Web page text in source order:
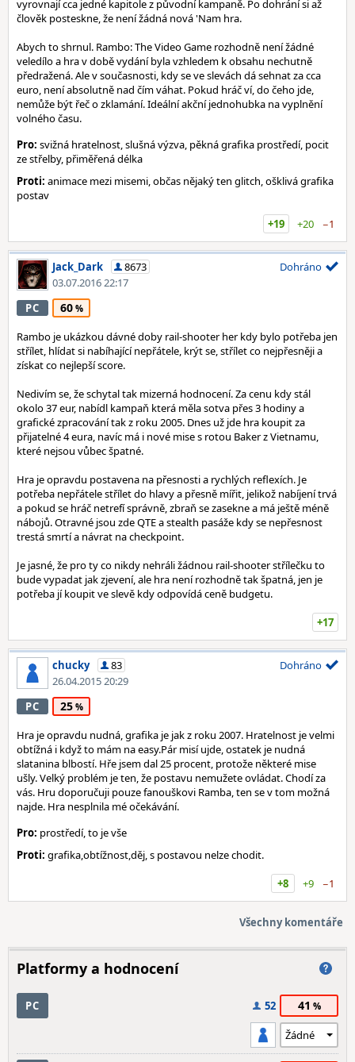
vyrovnají cca jedné kapitole z původní kampaně. Po dohrání si až
člověk posteskne, že není žádná nová 'Nam hra.
Abych to shrnul. Rambo: The Video Game rozhodně není žádné
veledílo a hra v době vydání byla vzhledem k obsahu nechutně
předražená. Ale v současnosti, kdy se ve slevách dá sehnat za cca
euro, není absolutně nad čím váhat. Pokud hráč ví, do čeho jde,
nemůže být řeč o zklamání. Ideální akční jednohubka na vyplnění
volného času.
Pro: svižná hratelnost, slušná výzva, pěkná grafika prostředí, pocit
ze střelby, přiměřená délka
Proti: animace mezi misemi, občas nějaký ten glitch, ošklivá grafika
postav
+19
+20 −1
Jack_Dark
8673
03.07.2016 22:17
Dohráno
PC 60
Rambo je ukázkou dávné doby rail-shooter her kdy bylo potřeba jen
střílet, hlídat si nabíhající nepřátele, krýt se, střílet co nejpřesněji a
získat co nejlepší score.
Nedivím se, že schytal tak mizerná hodnocení. Za cenu kdy stál
okolo 37 eur, nabídl kampaň která měla sotva přes 3 hodiny a
grafické zpracování tak z roku 2005. Dnes už jde hra koupit za
přijatelné 4 eura, navíc má i nové mise s rotou Baker z Vietnamu,
které nejsou vůbec špatné.
Hra je opravdu postavena na přesnosti a rychlých reflexích. Je
potřeba nepřátele střílet do hlavy a přesně mířit, jelikož nabíjení trvá
a pokud se hráč netrefí správně, zbraň se zasekne a má ještě méně
nábojů. Otravné jsou zde QTE a stealth pasáže kdy se nepřesnost
trestá smrtí a návrat na checkpoint.
Je jasné, že pro ty co nikdy nehráli žádnou rail-shooter střílečku to
bude vypadat jak zjevení, ale hra není rozhodně tak špatná, jen je
potřeba jí koupit ve slevě kdy odpovídá ceně budgetu.
+17
chucky
83
26.04.2015 20:29
Dohráno
PC 25
Hra je opravdu nudná, grafika je jak z roku 2007. Hratelnost je velmi
obtížná i když to mám na easy.Pár misí ujde, ostatek je nudná
slatanina blbostí. Hře jsem dal 25 procent, protože některé mise
ušly. Velký problém je ten, že postavu nemužete ovládat. Chodí za
vás. Hru doporučuji pouze fanouškovi Ramba, ten se v tom možná
najde. Hra nesplnila mé očekávání.
Pro: prostředí, to je vše
Proti: grafika,obtížnost,děj, s postavou nelze chodit.
+8
+9 −1
Všechny komentáře
Platformy a hodnocení
PC 52 41